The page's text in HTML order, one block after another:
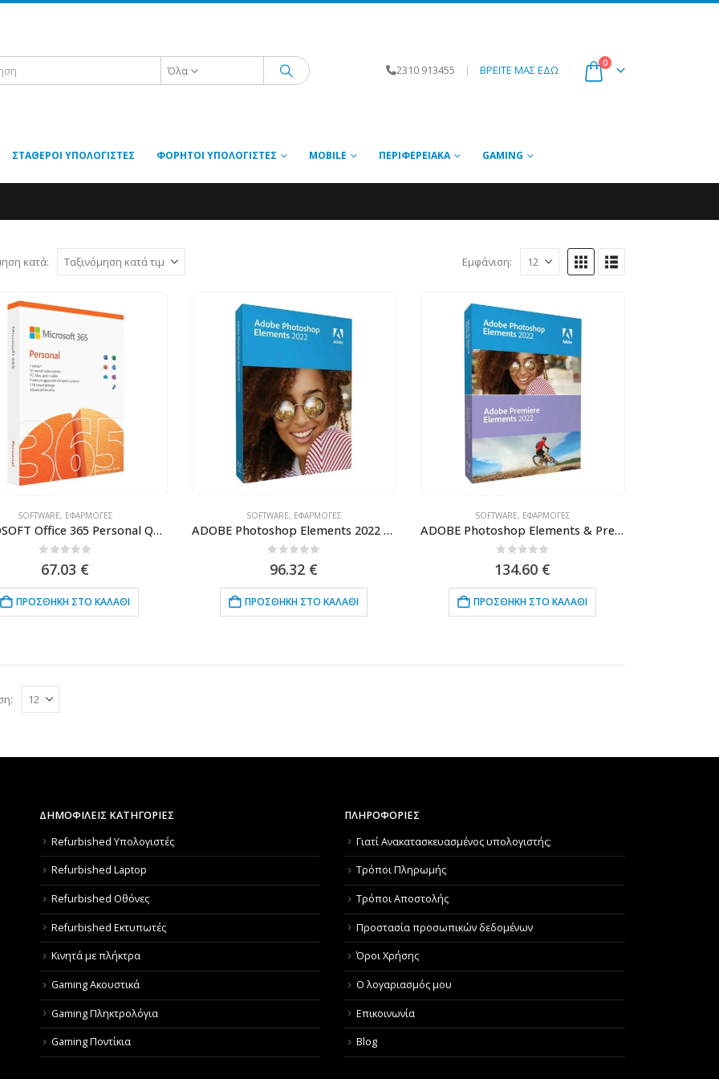
Όλα 2310 913455 | ΒΡΕΙΤΕ ΜΑΣ ΕΔΩ
0
ΣΤΑΘΕΡΟΊ ΥΠΟΛΟΓΙΣΤΈΣ ΦΟΡΗΤΟΊ ΥΠΟΛΟΓΙΣΤΈΣ MOBILE ΠΕΡΙΦΕΡΕΙΑΚΆ GAMING
κατά: Εμφάνιση:
SOFTWARE, ΕΦΑΡΜΟΓΈΣ
MICROSOFT Office 365 Personal QQ2-00989, English, medialess P6, 1 έτος
67.03 €
ΠΡΟΣΘΉΚΗ ΣΤΟ ΚΑΛΆΘΙ
SOFTWARE, ΕΦΑΡΜΟΓΈΣ
ADOBE Photoshop Elements 2022 65318984, DVD
96.32 €
ΠΡΟΣΘΉΚΗ ΣΤΟ ΚΑΛΆΘΙ
SOFTWARE, ΕΦΑΡΜΟΓΈΣ
ADOBE Photoshop Elements & Premiere Elements 2022 65319090, DVD
134.60 €
ΠΡΟΣΘΉΚΗ ΣΤΟ ΚΑΛΆΘΙ
ΔΗΜΟΦΙΛΕΙΣ ΚΑΤΗΓΟΡΙΕΣ
Refurbished Υπολογιστές
Refurbished Laptop
Refurbished Οθόνες
Refurbished Εκτυπωτές
Κινητά με πλήκτρα
Gaming Ακουστικά
Gaming Πληκτρολόγια
Gaming Ποντίκια
ΠΛΗΡΟΦΟΡΙΕΣ
Γιατί Aνακατασκευασμένος υπολογιστής;
Τρόποι Πληρωμής
Τρόποι Αποστολής
Προστασία προσωπικών δεδομένων
Όροι Χρήσης
Ο λογαριασμός μου
Επικοινωνία
Blog